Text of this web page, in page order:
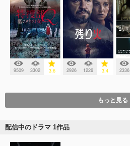
9509 3302 3.6 2926 1226 3.4 2336
もっと見る
配信中のドラマ 1作品